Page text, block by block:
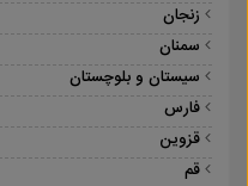
زنجان
سمنان
سیستان و بلوچستان
فارس
قزوین
قم